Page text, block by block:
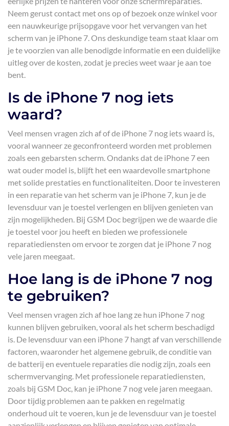
Neem gerust contact met ons op of bezoek onze winkel voor
een nauwkeurige prijsopgave voor het vervangen van het
scherm van je iPhone 7. Ons deskundige team staat klaar om
je te voorzien van alle benodigde informatie en een duidelijke
uitleg over de kosten, zodat je precies weet waar je aan toe
bent.
Is de iPhone 7 nog iets
waard?
Veel mensen vragen zich af of de iPhone 7 nog iets waard is,
vooral wanneer ze geconfronteerd worden met problemen
zoals een gebarsten scherm. Ondanks dat de iPhone 7 een
wat ouder model is, blijft het een waardevolle smartphone
met solide prestaties en functionaliteiten. Door te investeren
in een reparatie van het scherm van je iPhone 7, kun je de
levensduur van je toestel verlengen en blijven genieten van
zijn mogelijkheden. Bij GSM Doc begrijpen we de waarde die
je toestel voor jou heeft en bieden we professionele
reparatiediensten om ervoor te zorgen dat je iPhone 7 nog
vele jaren meegaat.
Hoe lang is de iPhone 7 nog
te gebruiken?
Veel mensen vragen zich af hoe lang ze hun iPhone 7 nog
kunnen blijven gebruiken, vooral als het scherm beschadigd
is. De levensduur van een iPhone 7 hangt af van verschillende
factoren, waaronder het algemene gebruik, de conditie van
de batterij en eventuele reparaties die nodig zijn, zoals een
schermvervanging. Met professionele reparatiediensten,
zoals bij GSM Doc, kan je iPhone 7 nog vele jaren meegaan.
Door tijdig problemen aan te pakken en regelmatig
onderhoud uit te voeren, kun je de levensduur van je toestel